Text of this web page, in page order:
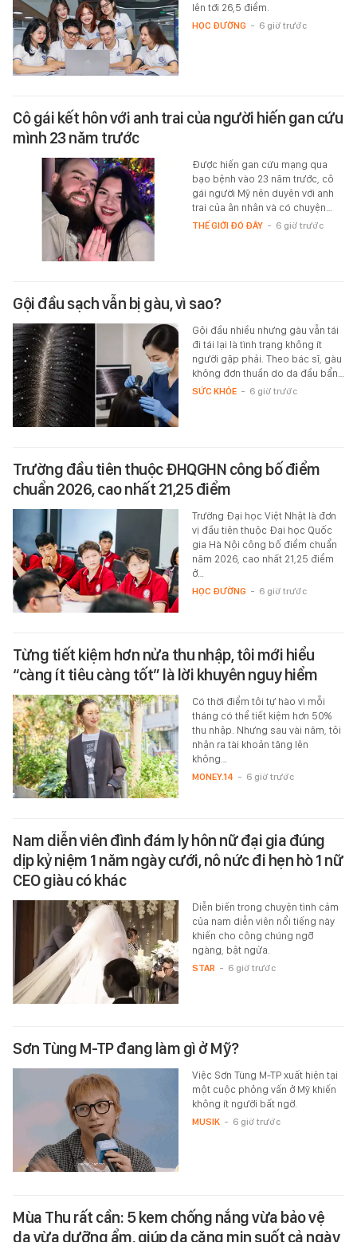
lên tới 26,5 điểm.
HỌC ĐƯỜNG - 6 giờ trước
Cô gái kết hôn với anh trai của người hiến gan cứu
mình 23 năm trước
Được hiến gan cứu mạng qua
bạo bệnh vào 23 năm trước, cô
gái người Mỹ nên duyên với anh
trai của ân nhân và có chuyện…
THẾ GIỚI ĐÓ ĐÂY - 6 giờ trước
Gội đầu sạch vẫn bị gàu, vì sao?
Gội đầu nhiều nhưng gàu vẫn tái
đi tái lại là tình trạng không ít
người gặp phải. Theo bác sĩ, gàu
không đơn thuần do da đầu bẩn…
SỨC KHỎE - 6 giờ trước
Trường đầu tiên thuộc ĐHQGHN công bố điểm
chuẩn 2026, cao nhất 21,25 điểm
Trường Đại học Việt Nhật là đơn
vị đầu tiên thuộc Đại học Quốc
gia Hà Nội công bố điểm chuẩn
năm 2026, cao nhất 21,25 điểm
ở…
HỌC ĐƯỜNG - 6 giờ trước
Từng tiết kiệm hơn nửa thu nhập, tôi mới hiểu
“càng ít tiêu càng tốt” là lời khuyên nguy hiểm
Có thời điểm tôi tự hào vì mỗi
tháng có thể tiết kiệm hơn 50%
thu nhập. Nhưng sau vài năm, tôi
nhận ra tài khoản tăng lên
không…
MONEY.14 - 6 giờ trước
Nam diễn viên đình đám ly hôn nữ đại gia đúng
dịp kỷ niệm 1 năm ngày cưới, nô nức đi hẹn hò 1 nữ
CEO giàu có khác
Diễn biến trong chuyện tình cảm
của nam diễn viên nổi tiếng này
khiến cho công chúng ngỡ
ngàng, bật ngửa.
STAR - 6 giờ trước
Sơn Tùng M-TP đang làm gì ở Mỹ?
Việc Sơn Tùng M-TP xuất hiện tại
một cuộc phỏng vấn ở Mỹ khiến
không ít người bất ngờ.
MUSIK - 6 giờ trước
Mùa Thu rất cần: 5 kem chống nắng vừa bảo vệ
da vừa dưỡng ẩm, giúp da căng mịn suốt cả ngày